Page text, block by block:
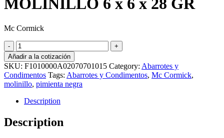
MOLINILLO 6 x 6 x 28 GR
Mc Cormick
PIMIENTA
NEGRA
MOLINILLO
6
x
6
x
quantity
Añadir a la cotización
SKU: F1010000A02070701015 Category: Abarrotes y
Condimentos Tags: Abarrotes y Condimentos, Mc Cormick,
molinillo, pimienta negra
Description
Description